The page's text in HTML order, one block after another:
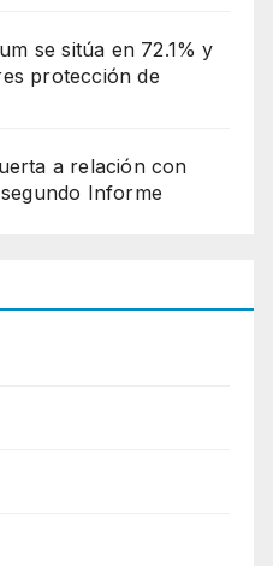
se sitúa en 72.1% y
protección de
a relación con
Informe